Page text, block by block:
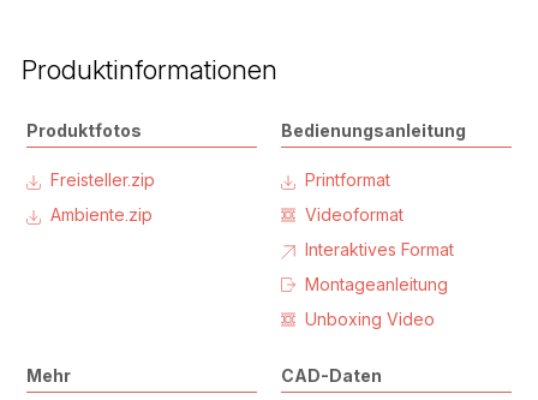
Produktinformationen
Produktfotos
Freisteller.zip
Ambiente.zip
Bedienungsanleitung
Printformat
Videoformat
Interaktives Format
Montageanleitung
Unboxing Video
Mehr CAD-Daten